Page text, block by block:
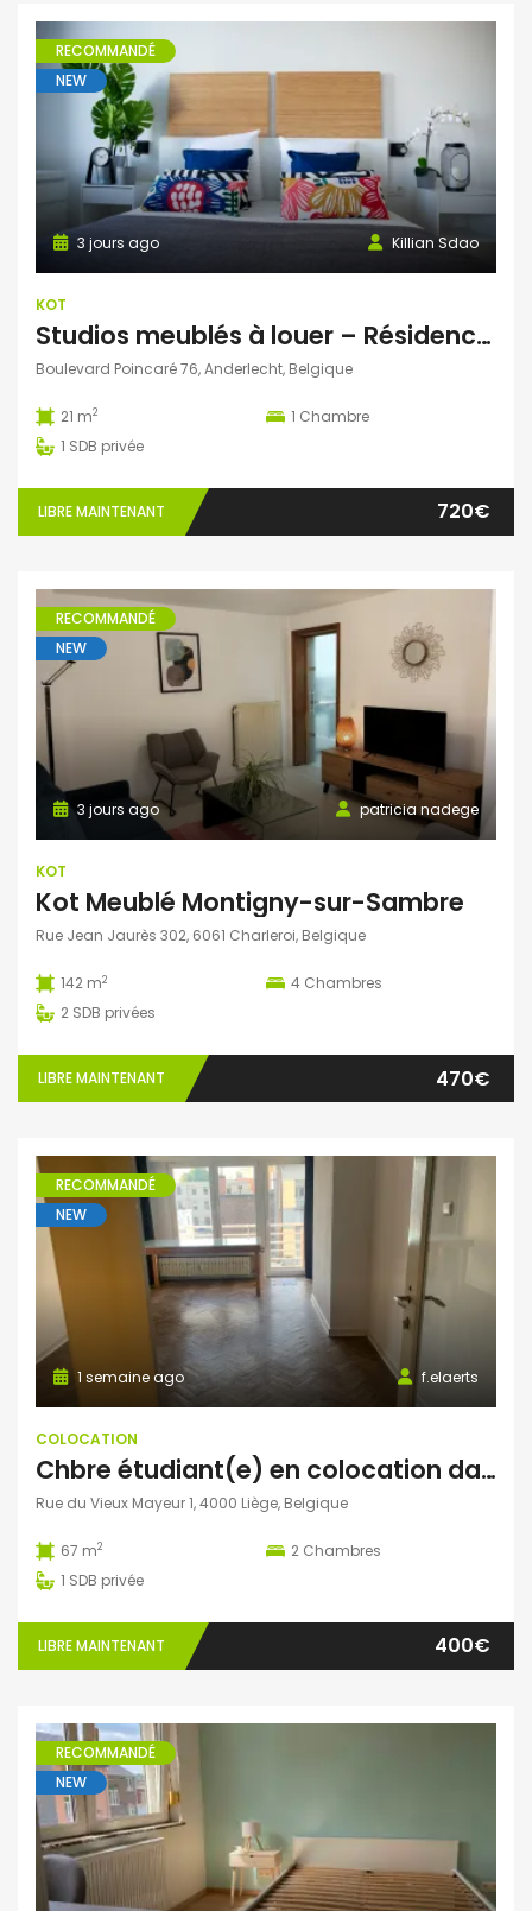
RECOMMANDÉ
NEW
Killian Sdao
3 jours ago
KOT
Studios meublés à louer – Résidence Ustel – Boulevard Poincaré, 76 – Anderlecht – à partir de 720 € charges incluses
Boulevard Poincaré 76, Anderlecht, Belgique
21 m2 1 Chambre
1 SDB privée
LIBRE MAINTENANT 720€
RECOMMANDÉ
NEW
patricia nadege
3 jours ago
KOT
Kot Meublé Montigny-sur-Sambre
Rue Jean Jaurès 302, 6061 Charleroi, Belgique
142 m2 4 Chambres
2 SDB privées
LIBRE MAINTENANT 470€
RECOMMANDÉ
NEW
f.elaerts
1 semaine ago
COLOCATION
Chbre étudiant(e) en colocation dans appartement 2 chbre avec balcon – en face de HELMo Guillemins
Rue du Vieux Mayeur 1, 4000 Liège, Belgique
67 m2 2 Chambres
1 SDB privée
LIBRE MAINTENANT 400€
RECOMMANDÉ
NEW